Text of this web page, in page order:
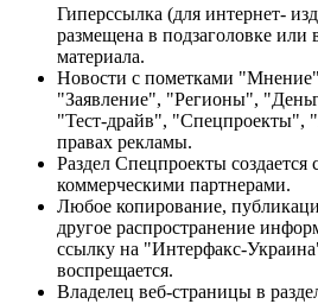
Гиперссылка (для интернет-
размещена в подзаголовке или
материала.
Новости с пометками
"Заявление", "Регионы",
"Тест-драйв", "Спецпроекты",
правах рекламы.
Раздел Спецпроекты создается
коммерческими партнерами.
Любое копирование,
другое распространение
ссылку на "Интерфакс-
воспрещается.
Владелец веб-страницы в